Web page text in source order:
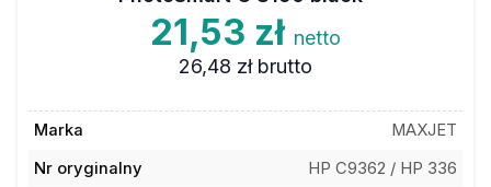
21,53 zł netto
26,48 zł brutto
Marka
MAXJET
Nr oryginalny
HP C9362 / HP 336